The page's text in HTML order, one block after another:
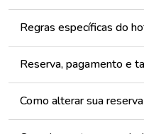
Regras específicas do
Reserva, pagamento e
Como alterar sua reserva